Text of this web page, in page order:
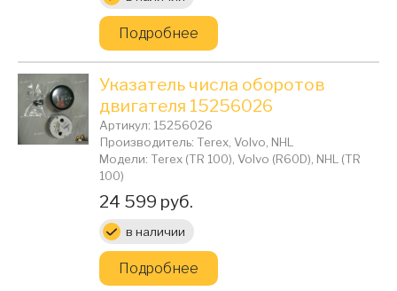
Подробнее
Указатель числа оборотов
двигателя 15256026
Артикул: 15256026
Производитель: Terex, Volvo, NHL
Модели: Terex (TR 100), Volvo (R60D), NHL (TR
100)
Цена:
24 599 руб.
в наличии
Подробнее